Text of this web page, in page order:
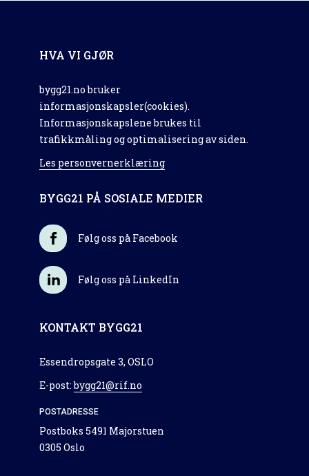
HVA VI GJØR
bygg21.no bruker
informasjonskapsler(cookies).
Informasjonskapslene brukes til
trafikkmåling og optimalisering av siden.
Les personvernerklæring
BYGG21 PÅ SOSIALE MEDIER
Følg oss på Facebook
Følg oss på LinkedIn
KONTAKT BYGG21
Essendropsgate 3, OSLO
E-post:bygg21@rif.no
POSTADRESSE
Postboks 5491 Majorstuen
0305 Oslo